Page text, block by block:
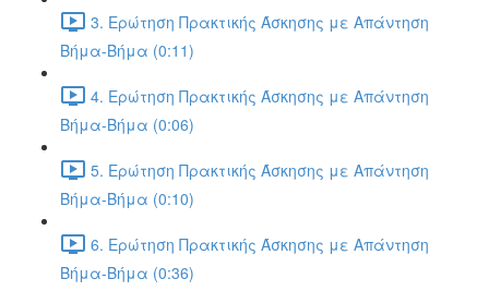
3. Ερώτηση Πρακτικής Άσκησης με Απάντηση
Βήμα-Βήμα (0:11)
4. Ερώτηση Πρακτικής Άσκησης με Απάντηση
Βήμα-Βήμα (0:06)
5. Ερώτηση Πρακτικής Άσκησης με Απάντηση
Βήμα-Βήμα (0:10)
6. Ερώτηση Πρακτικής Άσκησης με Απάντηση
Βήμα-Βήμα (0:36)